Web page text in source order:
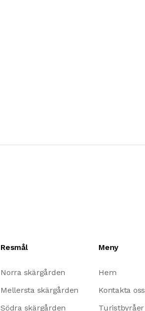
Resmål
Norra skärgården
Mellersta skärgården
Södra skärgården
Meny
Hem
Kontakta oss
Turistbyråer